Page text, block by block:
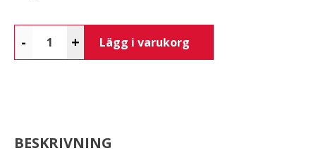
- + Lägg i varukorg
BESKRIVNING